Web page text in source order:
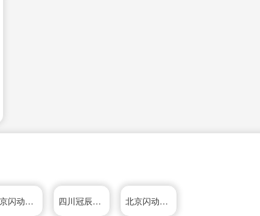
北京闪动科技有限公司 四川冠辰科技开发有限公司 北京闪动科技有限公司